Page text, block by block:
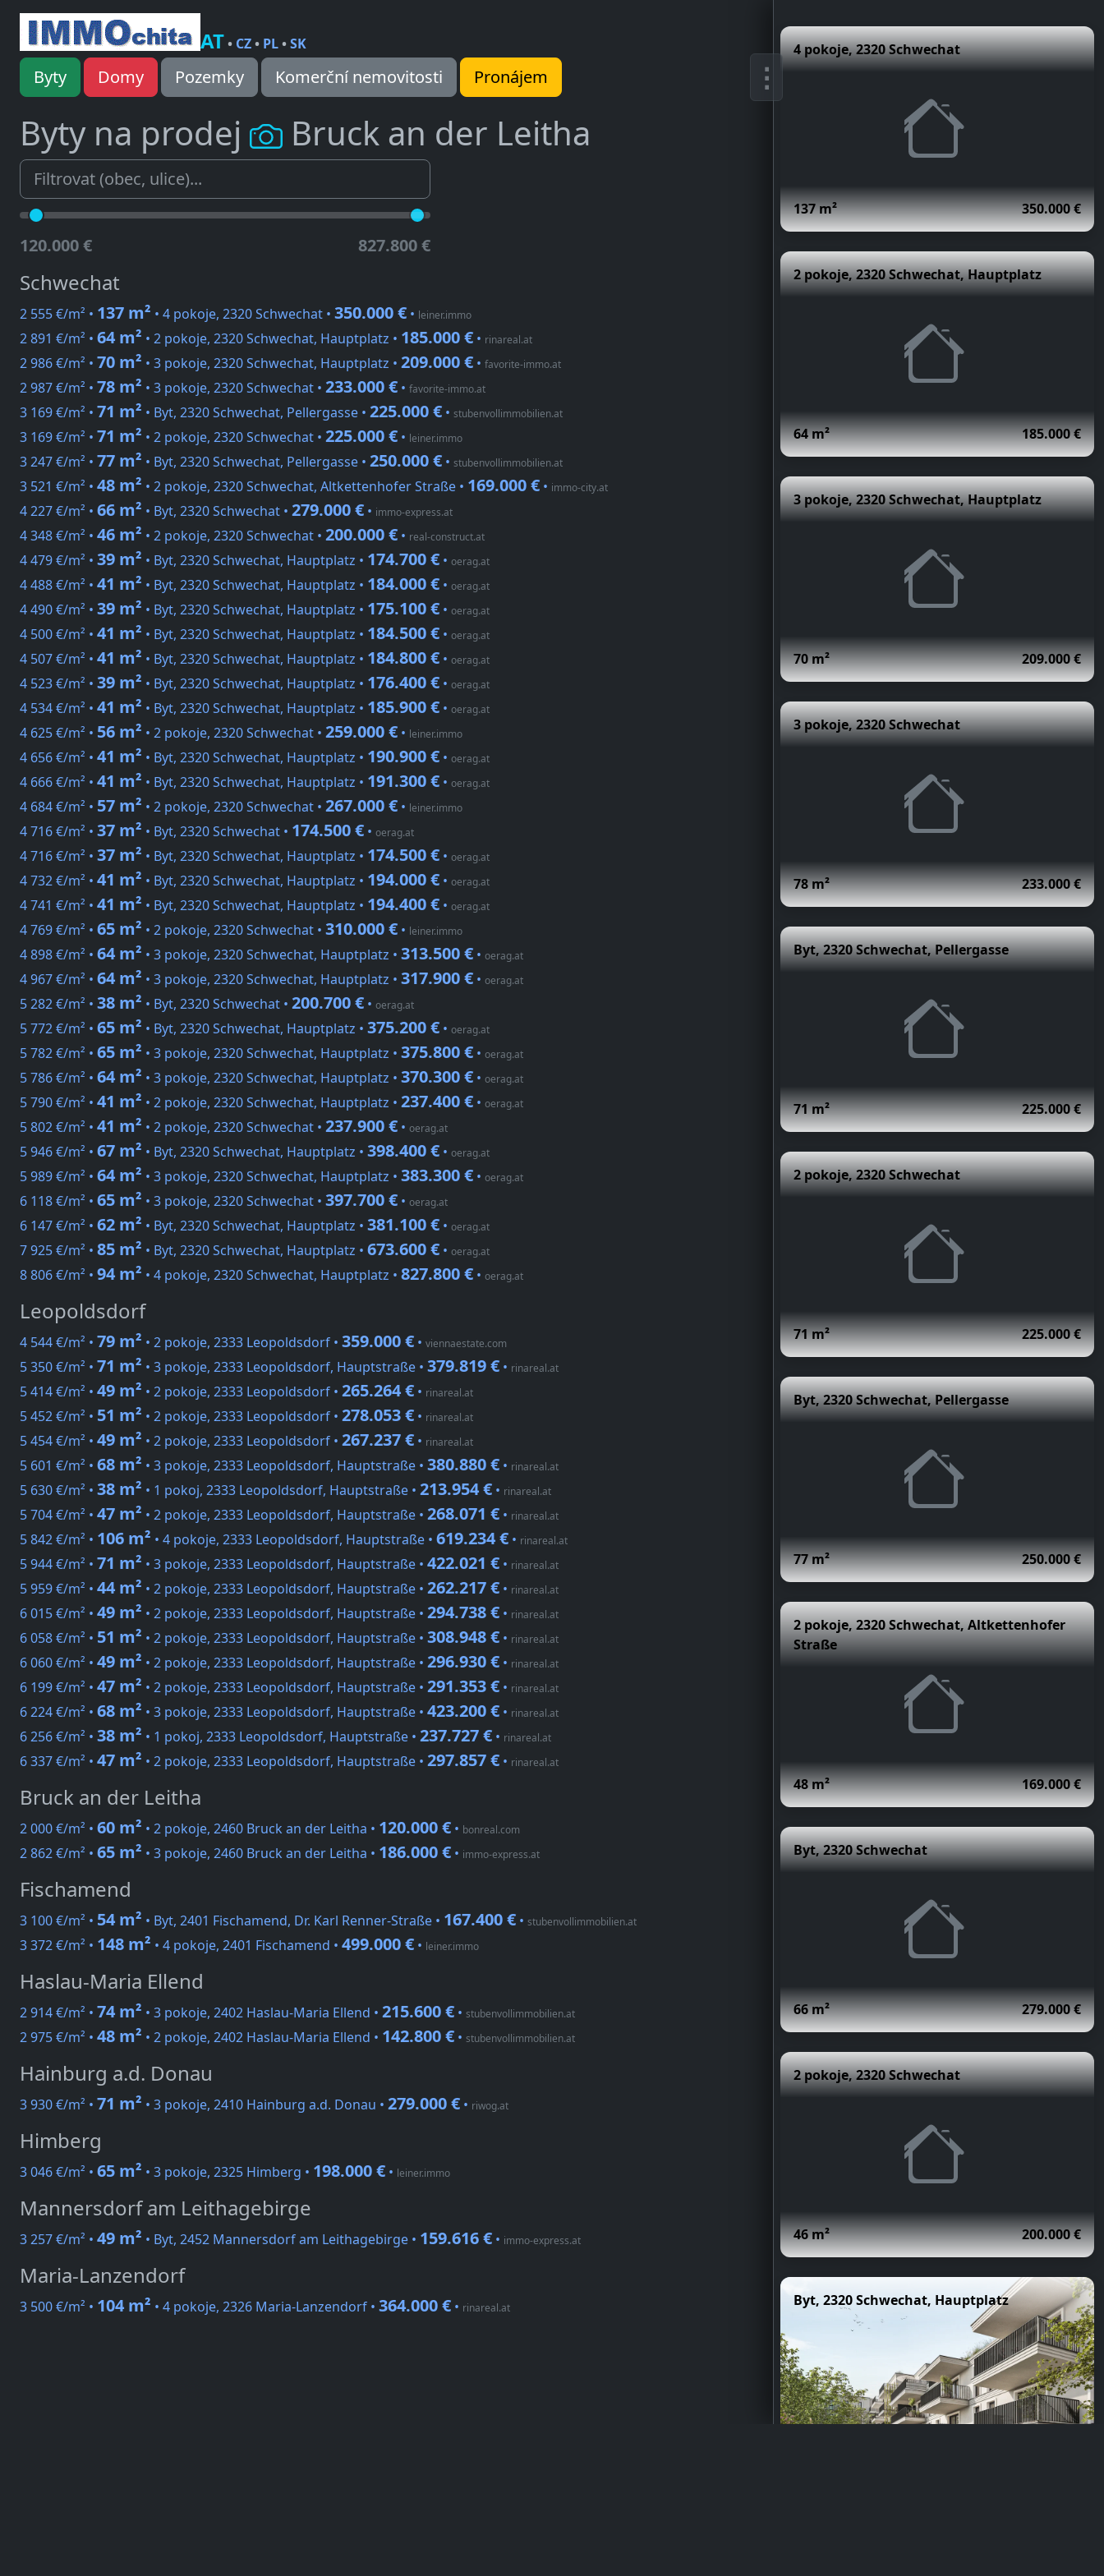
AT• CZ• PL•SK
Byty Domy Pozemky Komerční nemovitosti Pronájem
Byty na prodej Bruck an der Leitha
120.000 € 827.800 €
Schwechat
2 555 €/m² • 137 m² • 4 pokoje, 2320 Schwechat • 350.000 € • leiner.immo
2 891 €/m² • 64 m² • 2 pokoje, 2320 Schwechat, Hauptplatz • 185.000 € • rinareal.at
2 986 €/m² • 70 m² • 3 pokoje, 2320 Schwechat, Hauptplatz • 209.000 € • favorite-immo.at
2 987 €/m² • 78 m² • 3 pokoje, 2320 Schwechat • 233.000 € • favorite-immo.at
3 169 €/m² • 71 m² • Byt, 2320 Schwechat, Pellergasse • 225.000 € • stubenvollimmobilien.at
3 169 €/m² • 71 m² • 2 pokoje, 2320 Schwechat • 225.000 € • leiner.immo
3 247 €/m² • 77 m² • Byt, 2320 Schwechat, Pellergasse • 250.000 € • stubenvollimmobilien.at
3 521 €/m² • 48 m² • 2 pokoje, 2320 Schwechat, Altkettenhofer Straße • 169.000 € • immo-city.at
4 227 €/m² • 66 m² • Byt, 2320 Schwechat • 279.000 € • immo-express.at
4 348 €/m² • 46 m² • 2 pokoje, 2320 Schwechat • 200.000 € • real-construct.at
4 479 €/m² • 39 m² • Byt, 2320 Schwechat, Hauptplatz • 174.700 € • oerag.at
4 488 €/m² • 41 m² • Byt, 2320 Schwechat, Hauptplatz • 184.000 € • oerag.at
4 490 €/m² • 39 m² • Byt, 2320 Schwechat, Hauptplatz • 175.100 € • oerag.at
4 500 €/m² • 41 m² • Byt, 2320 Schwechat, Hauptplatz • 184.500 € • oerag.at
4 507 €/m² • 41 m² • Byt, 2320 Schwechat, Hauptplatz • 184.800 € • oerag.at
4 523 €/m² • 39 m² • Byt, 2320 Schwechat, Hauptplatz • 176.400 € • oerag.at
4 534 €/m² • 41 m² • Byt, 2320 Schwechat, Hauptplatz • 185.900 € • oerag.at
4 625 €/m² • 56 m² • 2 pokoje, 2320 Schwechat • 259.000 € • leiner.immo
4 656 €/m² • 41 m² • Byt, 2320 Schwechat, Hauptplatz • 190.900 € • oerag.at
4 666 €/m² • 41 m² • Byt, 2320 Schwechat, Hauptplatz • 191.300 € • oerag.at
4 684 €/m² • 57 m² • 2 pokoje, 2320 Schwechat • 267.000 € • leiner.immo
4 716 €/m² • 37 m² • Byt, 2320 Schwechat • 174.500 € • oerag.at
4 716 €/m² • 37 m² • Byt, 2320 Schwechat, Hauptplatz • 174.500 € • oerag.at
4 732 €/m² • 41 m² • Byt, 2320 Schwechat, Hauptplatz • 194.000 € • oerag.at
4 741 €/m² • 41 m² • Byt, 2320 Schwechat, Hauptplatz • 194.400 € • oerag.at
4 769 €/m² • 65 m² • 2 pokoje, 2320 Schwechat • 310.000 € • leiner.immo
4 898 €/m² • 64 m² • 3 pokoje, 2320 Schwechat, Hauptplatz • 313.500 € • oerag.at
4 967 €/m² • 64 m² • 3 pokoje, 2320 Schwechat, Hauptplatz • 317.900 € • oerag.at
5 282 €/m² • 38 m² • Byt, 2320 Schwechat • 200.700 € • oerag.at
5 772 €/m² • 65 m² • Byt, 2320 Schwechat, Hauptplatz • 375.200 € • oerag.at
5 782 €/m² • 65 m² • 3 pokoje, 2320 Schwechat, Hauptplatz • 375.800 € • oerag.at
5 786 €/m² • 64 m² • 3 pokoje, 2320 Schwechat, Hauptplatz • 370.300 € • oerag.at
5 790 €/m² • 41 m² • 2 pokoje, 2320 Schwechat, Hauptplatz • 237.400 € • oerag.at
5 802 €/m² • 41 m² • 2 pokoje, 2320 Schwechat • 237.900 € • oerag.at
5 946 €/m² • 67 m² • Byt, 2320 Schwechat, Hauptplatz • 398.400 € • oerag.at
5 989 €/m² • 64 m² • 3 pokoje, 2320 Schwechat, Hauptplatz • 383.300 € • oerag.at
6 118 €/m² • 65 m² • 3 pokoje, 2320 Schwechat • 397.700 € • oerag.at
6 147 €/m² • 62 m² • Byt, 2320 Schwechat, Hauptplatz • 381.100 € • oerag.at
7 925 €/m² • 85 m² • Byt, 2320 Schwechat, Hauptplatz • 673.600 € • oerag.at
8 806 €/m² • 94 m² • 4 pokoje, 2320 Schwechat, Hauptplatz • 827.800 € • oerag.at
Leopoldsdorf
4 544 €/m² • 79 m² • 2 pokoje, 2333 Leopoldsdorf • 359.000 € • viennaestate.com
5 350 €/m² • 71 m² • 3 pokoje, 2333 Leopoldsdorf, Hauptstraße • 379.819 € • rinareal.at
5 414 €/m² • 49 m² • 2 pokoje, 2333 Leopoldsdorf • 265.264 € • rinareal.at
5 452 €/m² • 51 m² • 2 pokoje, 2333 Leopoldsdorf • 278.053 € • rinareal.at
5 454 €/m² • 49 m² • 2 pokoje, 2333 Leopoldsdorf • 267.237 € • rinareal.at
5 601 €/m² • 68 m² • 3 pokoje, 2333 Leopoldsdorf, Hauptstraße • 380.880 € • rinareal.at
5 630 €/m² • 38 m² • 1 pokoj, 2333 Leopoldsdorf, Hauptstraße • 213.954 € • rinareal.at
5 704 €/m² • 47 m² • 2 pokoje, 2333 Leopoldsdorf, Hauptstraße • 268.071 € • rinareal.at
5 842 €/m² • 106 m² • 4 pokoje, 2333 Leopoldsdorf, Hauptstraße • 619.234 € • rinareal.at
5 944 €/m² • 71 m² • 3 pokoje, 2333 Leopoldsdorf, Hauptstraße • 422.021 € • rinareal.at
5 959 €/m² • 44 m² • 2 pokoje, 2333 Leopoldsdorf, Hauptstraße • 262.217 € • rinareal.at
6 015 €/m² • 49 m² • 2 pokoje, 2333 Leopoldsdorf, Hauptstraße • 294.738 € • rinareal.at
6 058 €/m² • 51 m² • 2 pokoje, 2333 Leopoldsdorf, Hauptstraße • 308.948 € • rinareal.at
6 060 €/m² • 49 m² • 2 pokoje, 2333 Leopoldsdorf, Hauptstraße • 296.930 € • rinareal.at
6 199 €/m² • 47 m² • 2 pokoje, 2333 Leopoldsdorf, Hauptstraße • 291.353 € • rinareal.at
6 224 €/m² • 68 m² • 3 pokoje, 2333 Leopoldsdorf, Hauptstraße • 423.200 € • rinareal.at
6 256 €/m² • 38 m² • 1 pokoj, 2333 Leopoldsdorf, Hauptstraße • 237.727 € • rinareal.at
6 337 €/m² • 47 m² • 2 pokoje, 2333 Leopoldsdorf, Hauptstraße • 297.857 € • rinareal.at
Bruck an der Leitha
2 000 €/m² • 60 m² • 2 pokoje, 2460 Bruck an der Leitha • 120.000 € • bonreal.com
2 862 €/m² • 65 m² • 3 pokoje, 2460 Bruck an der Leitha • 186.000 € • immo-express.at
Fischamend
3 100 €/m² • 54 m² • Byt, 2401 Fischamend, Dr. Karl Renner-Straße • 167.400 € • stubenvollimmobilien.at
3 372 €/m² • 148 m² • 4 pokoje, 2401 Fischamend • 499.000 € • leiner.immo
Haslau-Maria Ellend
2 914 €/m² • 74 m² • 3 pokoje, 2402 Haslau-Maria Ellend • 215.600 € • stubenvollimmobilien.at
2 975 €/m² • 48 m² • 2 pokoje, 2402 Haslau-Maria Ellend • 142.800 € • stubenvollimmobilien.at
Hainburg a.d. Donau
3 930 €/m² • 71 m² • 3 pokoje, 2410 Hainburg a.d. Donau • 279.000 € • riwog.at
Himberg
3 046 €/m² • 65 m² • 3 pokoje, 2325 Himberg • 198.000 € • leiner.immo
Mannersdorf am Leithagebirge
3 257 €/m² • 49 m² • Byt, 2452 Mannersdorf am Leithagebirge • 159.616 € • immo-express.at
Maria-Lanzendorf
3 500 €/m² • 104 m² • 4 pokoje, 2326 Maria-Lanzendorf • 364.000 € • rinareal.at